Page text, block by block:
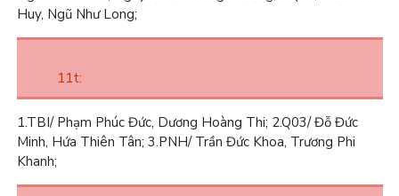
Huy, Ngũ Như Long;
11t:
1.TBI/ Phạm Phúc Đức, Dương Hoàng Thi; 2.Q03/ Đỗ Đức
Minh, Hứa Thiên Tân; 3.PNH/ Trần Đức Khoa, Trương Phi
Khanh;